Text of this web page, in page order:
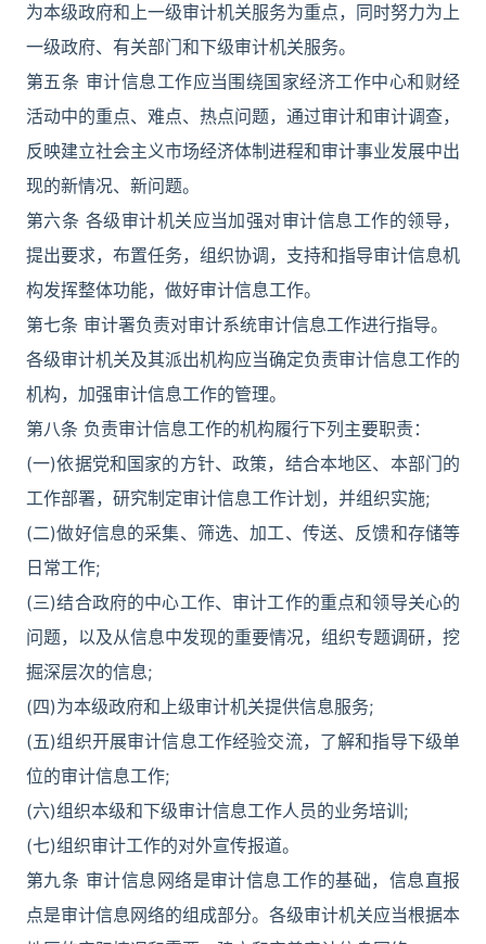
为本级政府和上一级审计机关服务为重点，同时努力为上
一级政府、有关部门和下级审计机关服务。
第五条 审计信息工作应当围绕国家经济工作中心和财经
活动中的重点、难点、热点问题，通过审计和审计调查，
反映建立社会主义市场经济体制进程和审计事业发展中出
现的新情况、新问题。
第六条 各级审计机关应当加强对审计信息工作的领导，
提出要求，布置任务，组织协调，支持和指导审计信息机
构发挥整体功能，做好审计信息工作。
第七条 审计署负责对审计系统审计信息工作进行指导。
各级审计机关及其派出机构应当确定负责审计信息工作的
机构，加强审计信息工作的管理。
第八条 负责审计信息工作的机构履行下列主要职责：
(一)依据党和国家的方针、政策，结合本地区、本部门的
工作部署，研究制定审计信息工作计划，并组织实施;
(二)做好信息的采集、筛选、加工、传送、反馈和存储等
日常工作;
(三)结合政府的中心工作、审计工作的重点和领导关心的
问题，以及从信息中发现的重要情况，组织专题调研，挖
掘深层次的信息;
(四)为本级政府和上级审计机关提供信息服务;
(五)组织开展审计信息工作经验交流，了解和指导下级单
位的审计信息工作;
(六)组织本级和下级审计信息工作人员的业务培训;
(七)组织审计工作的对外宣传报道。
第九条 审计信息网络是审计信息工作的基础，信息直报
点是审计信息网络的组成部分。各级审计机关应当根据本